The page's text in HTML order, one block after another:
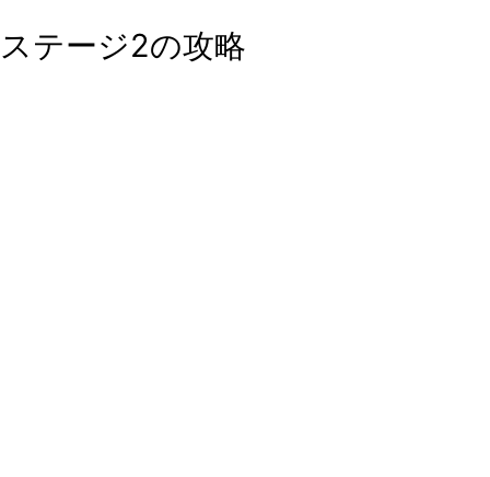
ステージ2の攻略